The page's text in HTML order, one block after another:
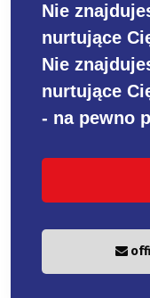
Nie
nurtujące
Nie
nurtujące
- na pewno